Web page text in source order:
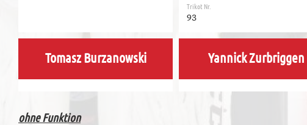
Trikot Nr.
93
Tomasz Burzanowski Yannick Zurbriggen
ohne Funktion